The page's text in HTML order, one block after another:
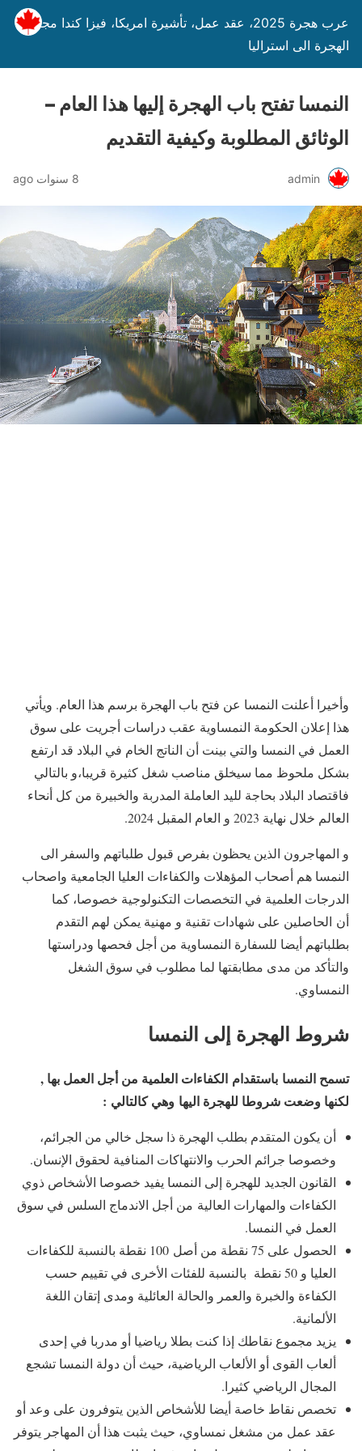
عرب هجرة 2025، عقد عمل، تأشيرة امريكا، فيزا كندا مجانا،
الهجرة الى استراليا
النمسا تفتح باب الهجرة إليها هذا العام –
الوثائق المطلوبة وكيفية التقديم
admin 8 سنوات ago
وأخيرا أعلنت النمسا عن فتح باب الهجرة برسم هذا العام. ويأتي
هذا إعلان الحكومة النمساوية عقب دراسات أجريت على سوق
العمل في النمسا والتي بينت أن الناتج الخام في البلاد قد ارتفع
بشكل ملحوظ مما سيخلق مناصب شغل كثيرة قريبا،و بالتالي
فاقتصاد البلاد بحاجة لليد العاملة المدربة والخبيرة من كل أنحاء
العالم خلال نهاية 2023 و العام المقبل 2024.
و المهاجرون الذين يحظون بفرص قبول طلباتهم والسفر الى
النمسا هم أصحاب المؤهلات والكفاءات العليا الجامعية واصحاب
الدرجات العلمية في التخصصات التكنولوجية خصوصا، كما
أن الحاصلين على شهادات تقنية و مهنية يمكن لهم التقدم
بطلباتهم أيضا للسفارة النمساوية من أجل فحصها ودراستها
والتأكد من مدى مطابقتها لما مطلوب في سوق الشغل
النمساوي.
شروط الهجرة إلى النمسا
تسمح النمسا باستقدام الكفاءات العلمية من أجل العمل بها ,
لكنها وضعت شروطا للهجرة اليها وهي كالتالي :
أن يكون المتقدم بطلب الهجرة ذا سجل خالي من الجرائم،
وخصوصا جرائم الحرب والانتهاكات المنافية لحقوق الإنسان.
القانون الجديد للهجرة إلى النمسا يفيد خصوصا الأشخاص ذوي
الكفاءات والمهارات العالية من أجل الاندماج السلس في سوق
العمل في النمسا.
الحصول على 75 نقطة من أصل 100 نقطة بالنسبة للكفاءات
العليا و 50 نقطة بالنسبة للفئات الأخرى في تقييم حسب
الكفاءة والخبرة والعمر والحالة العائلية ومدى إتقان اللغة
الألمانية.
يزيد مجموع نقاطك إذا كنت بطلا رياضيا أو مدربا في إحدى
ألعاب القوى أو الألعاب الرياضية، حيث أن دولة النمسا تشجع
المجال الرياضي كثيرا.
تخصص نقاط خاصة أيضا للأشخاص الذين يتوفرون على وعد أو
عقد عمل من مشغل نمساوي، حيث يثبت هذا أن المهاجر يتوفر